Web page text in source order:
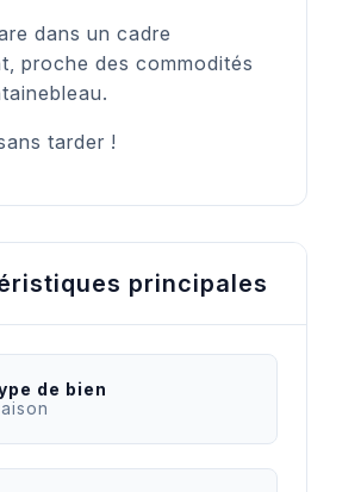
dans un cadre
proche des commodités
tarder !
principales
de bien